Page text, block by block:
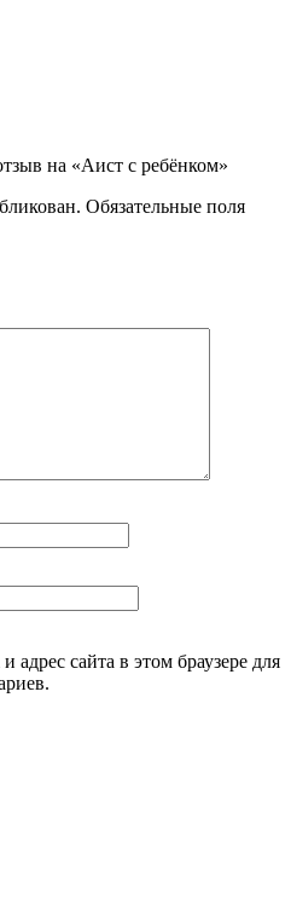
на «Аист с ребёнком»
Обязательные поля
адрес сайта в этом браузере для